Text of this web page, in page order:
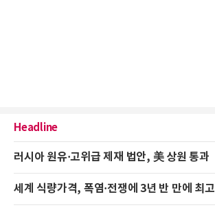
Headline
러시아 원유·고위급 제재 법안, 美 상원 통과
세계 식량가격, 폭염·전쟁에 3년 반 만에 최고